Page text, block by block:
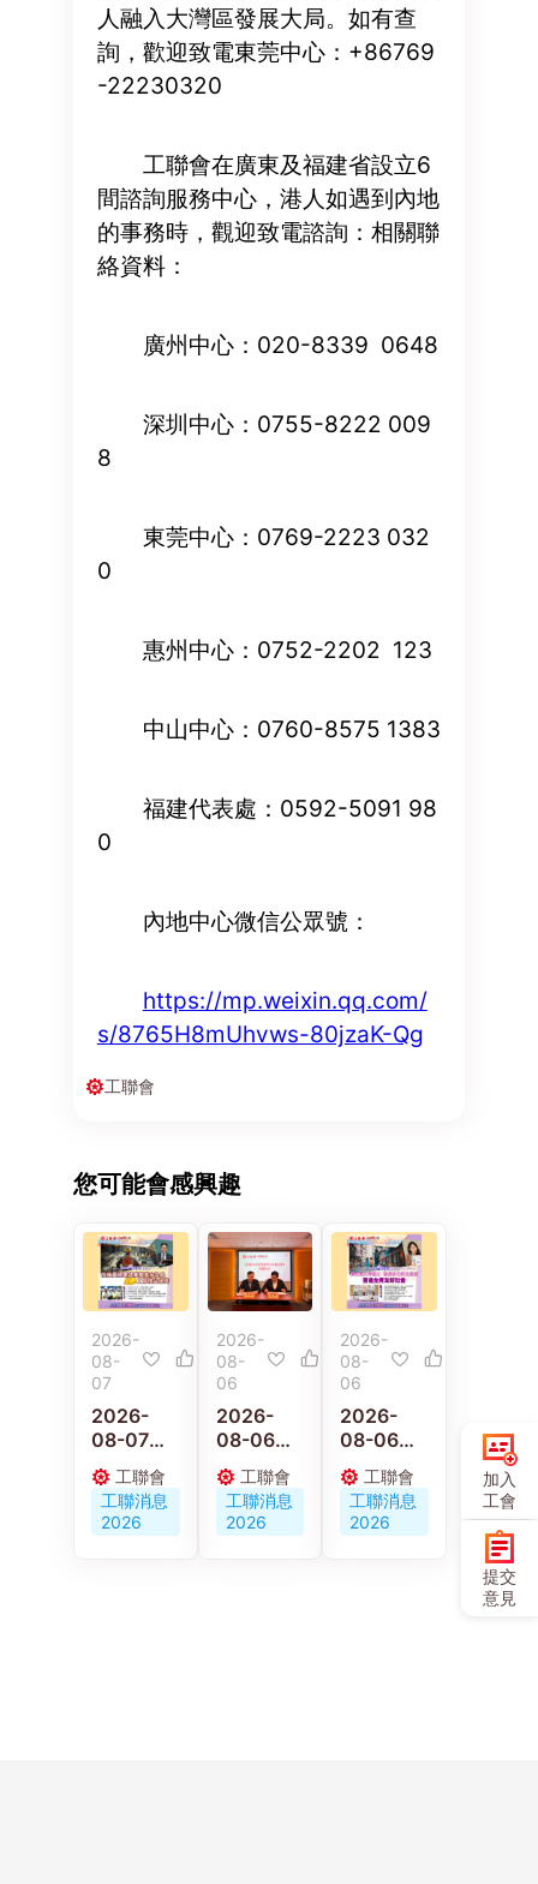
人融入大灣區發展大局。如有查
詢，歡迎致電東莞中心：+86769
-22230320
工聯會在廣東及福建省設立6
間諮詢服務中心，港人如遇到內地
的事務時，觀迎致電諮詢：相關聯
絡資料：
廣州中心：020-8339 0648
深圳中心：0755-8222 009
8
東莞中心：0769-2223 032
0
惠州中心：0752-2202 123
中山中心：0760-8575 1383
福建代表處：0592-5091 98
0
內地中心微信公眾號：
https://mp.weixin.qq.com/
s/8765H8mUhvws-80jzaK-Qg
工聯會
您可能會感興趣
2026-
08-
07
2026-
08-07
【施政報
告重點建
議】梁子
穎：政府
工聯會
工聯消息
2026
2026-
08-
06
2026-
08-06
京港工會
深化交流
合作 共促
人才培育
工聯會
工聯消息
2026
2026-
08-
06
2026-
08-06
【施政報
告重點建
議】陳穎
欣：倡政
工聯會
工聯消息
2026
加入
工會
提交
意見